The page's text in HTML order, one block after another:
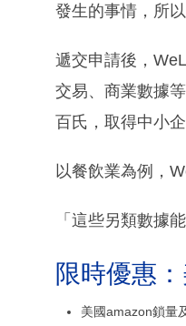
發生的事情，所
遞交申請後，
交易、商業數據
百氏，取得中小企
以餐飲業為例，
「這些另類數據
限時優惠
美國amazon鎖量